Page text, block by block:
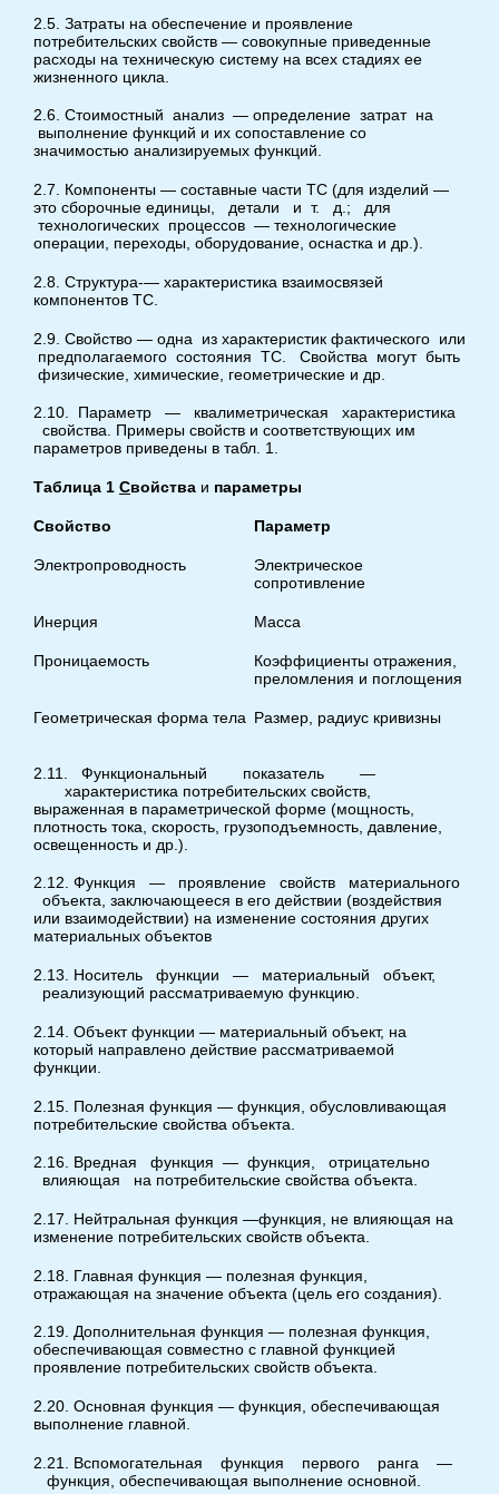
2.5. Затраты на обеспечение и проявление
потребительских свойств — совокупные приведенные
расходы на техническую систему на всех стадиях ее
жизненного цикла.
2.6. Стоимостный анализ — определение затрат на
выполнение функций и их сопоставление со
значимостью анализируемых функций.
2.7. Компоненты — составные части ТС (для изделий —
это сборочные единицы, детали и т. д.; для
технологических процессов — технологические
операции, переходы, оборудование, оснастка и др.).
2.8. Структура-— характеристика взаимосвязей
компонентов ТС.
2.9. Свойство — одна из характеристик фактического или
предполагаемого состояния ТС. Свойства могут быть
физические, химические, геометрические и др.
2.10. Параметр — квалиметрическая характеристика
свойства. Примеры свойств и соответствующих им
параметров приведены в табл. 1.
Таблица 1 Свойства и параметры
Свойство Параметр
Электропроводность
Электрическое
сопротивление
Инерция Масса
Проницаемость
Коэффициенты отражения,
преломления и поглощения
Геометрическая форма тела Размер, радиус кривизны
2.11. Функциональный показатель —
характеристика потребительских свойств,
выраженная в параметрической форме (мощность,
плотность тока, скорость, грузоподъемность, давление,
освещенность и др.).
2.12. Функция — проявление свойств материального
объекта, заключающееся в его действии (воздействия
или взаимодействии) на изменение состояния других
материальных объектов
2.13. Носитель функции — материальный объект,
реализующий рассматриваемую функцию.
2.14. Объект функции — материальный объект, на
который направлено действие рассматриваемой
функции.
2.15. Полезная функция — функция, обусловливающая
потребительские свойства объекта.
2.16. Вредная функция — функция, отрицательно
влияющая на потребительские свойства объекта.
2.17. Нейтральная функция —функция, не влияющая на
изменение потребительских свойств объекта.
2.18. Главная функция — полезная функция,
отражающая на значение объекта (цель его создания).
2.19. Дополнительная функция — полезная функция,
обеспечивающая совместно с главной функцией
проявление потребительских свойств объекта.
2.20. Основная функция — функция, обеспечивающая
выполнение главной.
2.21. Вспомогательная функция первого ранга —
функция, обеспечивающая выполнение основной.